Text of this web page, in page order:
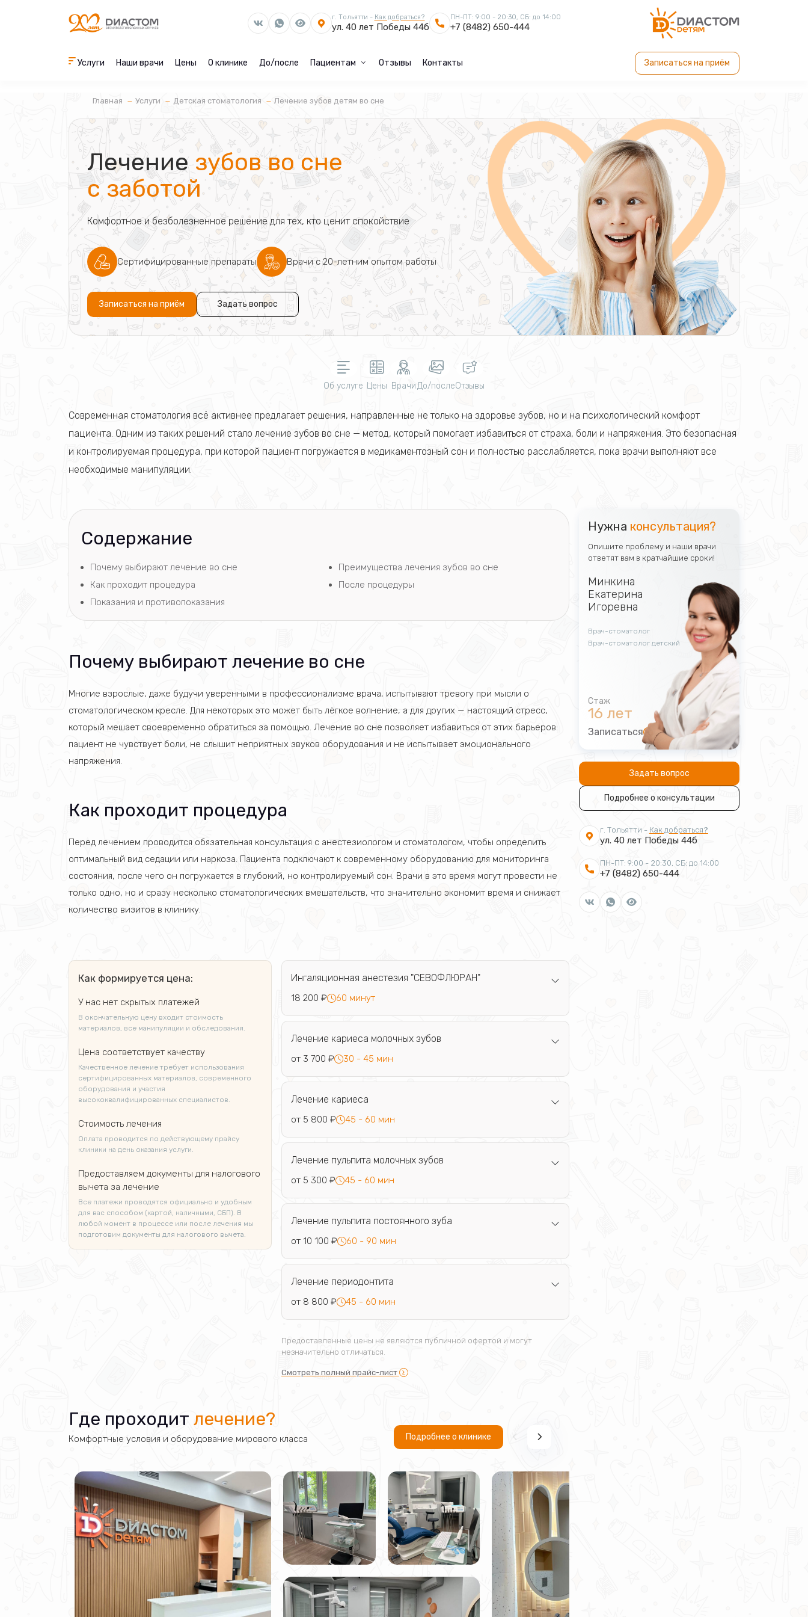
г. Тольятти - Как добраться?
ул. 40 лет Победы 44б
ПН-ПТ: 9:00 - 20:30, СБ: до 14:00
+7 (8482) 650-444
Услуги Наши врачи Цены О клинике До/после Пациентам Отзывы Контакты Записаться на приём
Главная Услуги Детская стоматология Лечение зубов детям во сне
Лечение зубов во сне
с заботой
Комфортное и безболезненное решение для тех, кто ценит спокойствие
Сертифицированные препараты Врачи с 20-летним опытом работы
Записаться на приём Задать вопрос
Об услуге Цены ВрачиДо/послеОтзывы
Современная стоматология всё активнее предлагает решения, направленные не только на здоровье зубов, но и на психологический комфорт
пациента. Одним из таких решений стало лечение зубов во сне — метод, который помогает избавиться от страха, боли и напряжения. Это безопасная
и контролируемая процедура, при которой пациент погружается в медикаментозный сон и полностью расслабляется, пока врачи выполняют все
необходимые манипуляции.
Содержание
Почему выбирают лечение во сне
Как проходит процедура
Показания и противопоказания
Преимущества лечения зубов во сне
После процедуры
Почему выбирают лечение во сне
Многие взрослые, даже будучи уверенными в профессионализме врача, испытывают тревогу при мысли о
стоматологическом кресле. Для некоторых это может быть лёгкое волнение, а для других — настоящий стресс,
который мешает своевременно обратиться за помощью. Лечение во сне позволяет избавиться от этих барьеров:
пациент не чувствует боли, не слышит неприятных звуков оборудования и не испытывает эмоционального
напряжения.
Как проходит процедура
Перед лечением проводится обязательная консультация с анестезиологом и стоматологом, чтобы определить
оптимальный вид седации или наркоза. Пациента подключают к современному оборудованию для мониторинга
состояния, после чего он погружается в глубокий, но контролируемый сон. Врачи в это время могут провести не
только одно, но и сразу несколько стоматологических вмешательств, что значительно экономит время и снижает
количество визитов в клинику.
Как формируется цена:
У нас нет скрытых платежей
В окончательную цену входит стоимость
материалов, все манипуляции и обследования.
Цена соответствует качеству
Качественное лечение требует использования
сертифицированных материалов, современного
оборудования и участия
высококвалифицированных специалистов.
Стоимость лечения
Оплата проводится по действующему прайсу
клиники на день оказания услуги.
Предоставляем документы для налогового
вычета за лечение
Все платежи проводятся официально и удобным
для вас способом (картой, наличными, СБП). В
любой момент в процессе или после лечения мы
подготовим документы для налогового вычета.
Ингаляционная анестезия "СЕВОФЛЮРАН"
18 200 ₽ 60 минут
Лечение кариеса молочных зубов
от 3 700 ₽ 30 - 45 мин
Лечение кариеса
от 5 800 ₽ 45 - 60 мин
Лечение пульпита молочных зубов
от 5 300 ₽ 45 - 60 мин
Лечение пульпита постоянного зуба
от 10 100 ₽ 60 - 90 мин
Лечение периодонтита
от 8 800 ₽ 45 - 60 мин
Предоставленные цены не являются публичной офертой и могут
незначительно отличаться.
Смотреть полный прайс-лист
Где проходит лечение?
Комфортные условия и оборудование мирового класса Подробнее о клинике
Нужна консультация?
Опишите проблему и наши врачи
ответят вам в кратчайшие сроки!
Минкина
Екатерина
Игоревна
Врач-стоматолог
Врач-стоматолог детский
16 лет
Записаться
Задать вопрос
Подробнее о консультации
г. Тольятти - Как добраться?
ул. 40 лет Победы 44б
ПН-ПТ: 9:00 - 20:30, СБ: до 14:00
+7 (8482) 650-444